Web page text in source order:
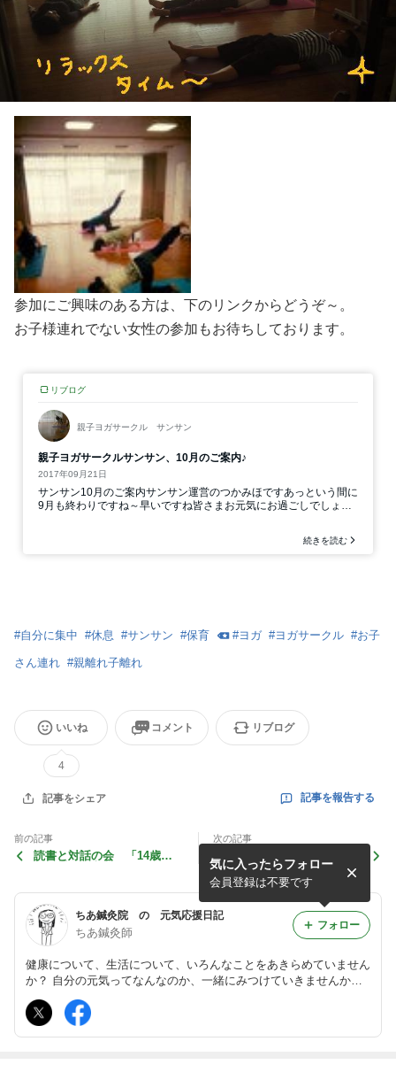
参加にご興味のある方は、下のリンクからどうぞ～。
お子様連れでない女性の参加もお待ちしております。
#自分に集中 #休息 #サンサン #保育 #ヨガ #ヨガサークル #お子
さん連れ #親離れ子離れ
いいね
4
コメント リブログ
記事をシェア 記事を報告する
前の記事
読書と対話の会 「14歳か
次の記事
パーキンソン病と鍼灸
ちあ鍼灸院 の 元気応援日記
ちあ鍼灸師
健康について、生活について、いろんなことをあきらめていません
か？ 自分の元気ってなんなのか、一緒にみつけていきませんか。
ついてのよしなしごとをお送りします。質問なども、ぜひお寄せく
ださい。
気に入ったらフォロー
会員登録は不要です
フォロー